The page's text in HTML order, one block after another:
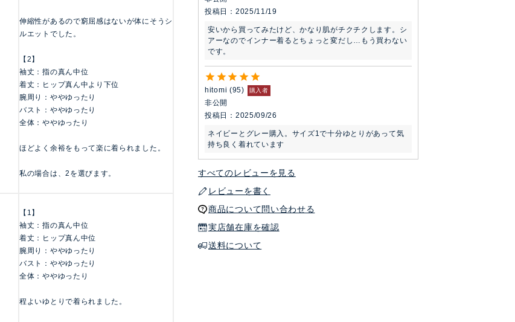
投稿日
2025/11/19
安いから買ってみたけど、かなり肌がチクチクします。シ
アーなのでインナー着るとちょっと変だし…もう買わない
です。
hitomi 95 購入者
非公開
投稿日
2025/09/26
ネイビーとグレー購入。サイズ1で十分ゆとりがあって気
持ち良く着れています
すべてのレビューを見る
レビューを書く
商品について問い合わせる
実店舗在庫を確認
送料について
伸縮性があるので窮屈感はないが体にそうシ
ルエットでした。
【2】
袖丈：指の真ん中位
着丈：ヒップ真ん中より下位
腕周り：ややゆったり
バスト：ややゆったり
全体：ややゆったり
ほどよく余裕をもって楽に着られました。
私の場合は、2を選びます。
【1】
袖丈：指の真ん中位
着丈：ヒップ真ん中位
腕周り：ややゆったり
バスト：ややゆったり
全体：ややゆったり
程よいゆとりで着られました。